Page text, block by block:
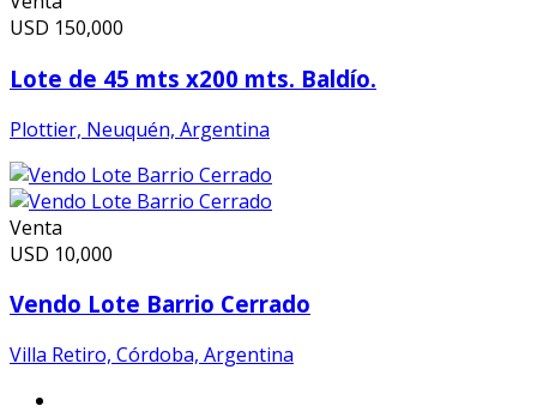
USD 150,000
Lote de 45 mts x200 mts. Baldío.
Plottier, Neuquén, Argentina
Venta
USD 10,000
Vendo Lote Barrio Cerrado
Villa Retiro, Córdoba, Argentina